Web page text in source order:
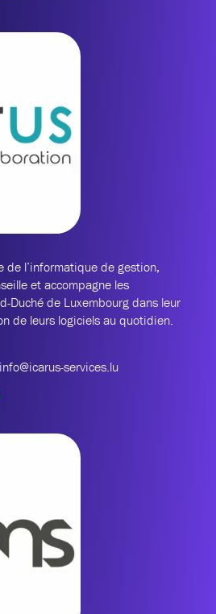
de l’informatique de gestion,
et accompagne les
Duché de Luxembourg dans leur
de leurs logiciels au quotidien.
services.lu